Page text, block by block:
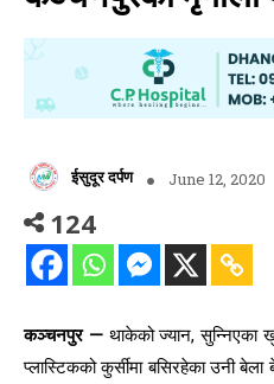
ईसुदूर दर्पण June 12, 2020
124
कञ्चनपुर —थाकेको ज्यान, सुन्निएका
प्लास्टिकको कुर्सीमा बसिरहेका उनी